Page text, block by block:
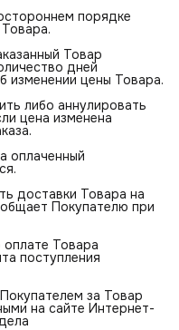
порядке
Товар
дней
изменении цены Товара.
либо аннулировать
цена изменена
оплаченный
доставки Товара на
Покупателю при
оплате Товара
поступления
за Товар
на сайте Интернет-